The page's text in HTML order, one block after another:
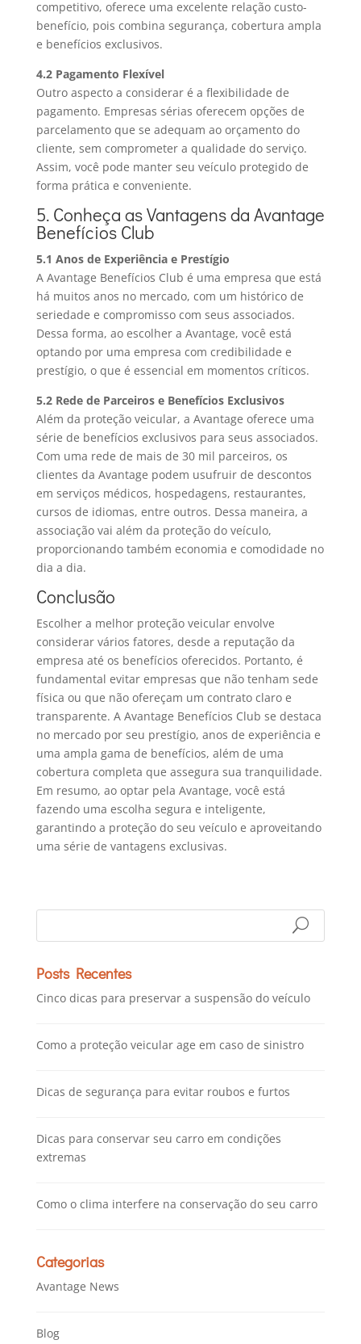
competitivo, oferece uma excelente relação custo-
benefício, pois combina segurança, cobertura ampla
e benefícios exclusivos.
4.2 Pagamento Flexível
Outro aspecto a considerar é a flexibilidade de
pagamento. Empresas sérias oferecem opções de
parcelamento que se adequam ao orçamento do
cliente, sem comprometer a qualidade do serviço.
Assim, você pode manter seu veículo protegido de
forma prática e conveniente.
5. Conheça as Vantagens da Avantage
Benefícios Club
5.1 Anos de Experiência e Prestígio
A Avantage Benefícios Club é uma empresa que está
há muitos anos no mercado, com um histórico de
seriedade e compromisso com seus associados.
Dessa forma, ao escolher a Avantage, você está
optando por uma empresa com credibilidade e
prestígio, o que é essencial em momentos críticos.
5.2 Rede de Parceiros e Benefícios Exclusivos
Além da proteção veicular, a Avantage oferece uma
série de benefícios exclusivos para seus associados.
Com uma rede de mais de 30 mil parceiros, os
clientes da Avantage podem usufruir de descontos
em serviços médicos, hospedagens, restaurantes,
cursos de idiomas, entre outros. Dessa maneira, a
associação vai além da proteção do veículo,
proporcionando também economia e comodidade no
dia a dia.
Conclusão
Escolher a melhor proteção veicular envolve
considerar vários fatores, desde a reputação da
empresa até os benefícios oferecidos. Portanto, é
fundamental evitar empresas que não tenham sede
física ou que não ofereçam um contrato claro e
transparente. A Avantage Benefícios Club se destaca
no mercado por seu prestígio, anos de experiência e
uma ampla gama de benefícios, além de uma
cobertura completa que assegura sua tranquilidade.
Em resumo, ao optar pela Avantage, você está
fazendo uma escolha segura e inteligente,
garantindo a proteção do seu veículo e aproveitando
uma série de vantagens exclusivas.
Posts Recentes
Cinco dicas para preservar a suspensão do veículo
Como a proteção veicular age em caso de sinistro
Dicas de segurança para evitar roubos e furtos
Dicas para conservar seu carro em condições
extremas
Como o clima interfere na conservação do seu carro
Categorias
Avantage News
Blog